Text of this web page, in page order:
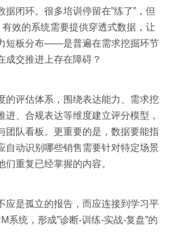
闭环。很多培训停留在”练了”，但
有效的系统需要提供穿透式数据，让
短板分布——是普遍在需求挖掘环节
成交推进上存在障碍？
的评估体系，围绕表达能力、需求挖
进、合规表达等维度建立评分模型，
团队看板。更重要的是，数据要能指
自动识别哪些销售需要针对特定场景
重复已经掌握的内容。
应是孤立的报告，而应连接到学习平
系统，形成”诊断-训练-实战-复盘”的